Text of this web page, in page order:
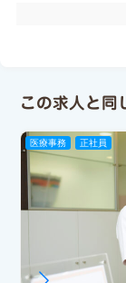
この求人と同
医療事務 正社員